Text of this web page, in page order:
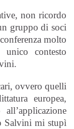
non ricordo
gruppo di soci
molto
contesto
ovvero quelli
europea,
Salvini mi stupì